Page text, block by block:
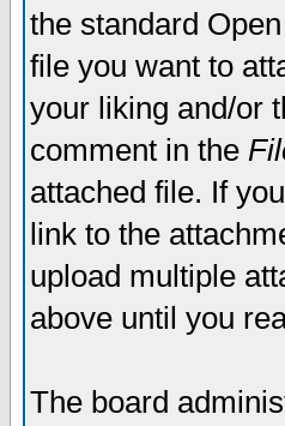
the standard
file you want to
your liking and/or
comment in the
attached file. If
link to the
upload multiple
above until you
The board